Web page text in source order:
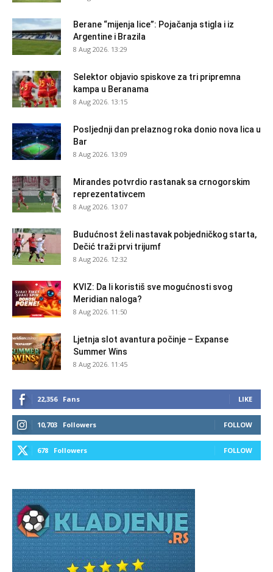
Berane “mijenja lice”: Pojačanja stigla i iz
Argentine i Brazila
8 Aug 2026. 13:29
Selektor objavio spiskove za tri pripremna
kampa u Beranama
8 Aug 2026. 13:15
Posljednji dan prelaznog roka donio nova lica u
Bar
8 Aug 2026. 13:09
Mirandes potvrdio rastanak sa crnogorskim
reprezentativcem
8 Aug 2026. 13:07
Budućnost želi nastavak pobjedničkog starta,
Dečić traži prvi trijumf
8 Aug 2026. 12:32
KVIZ: Da li koristiš sve mogućnosti svog
Meridian naloga?
8 Aug 2026. 11:50
Ljetnja slot avantura počinje – Expanse
Summer Wins
8 Aug 2026. 11:45
22,356 Fans LIKE
10,703 Followers FOLLOW
678 Followers FOLLOW